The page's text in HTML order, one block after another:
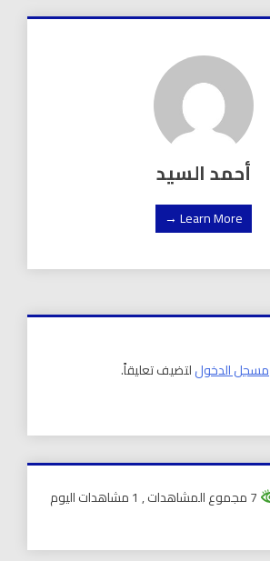
أحمد السيد
Learn More →
مسجل الدخوللتضيف تعليقاً.
, 1 مشاهدات اليوم